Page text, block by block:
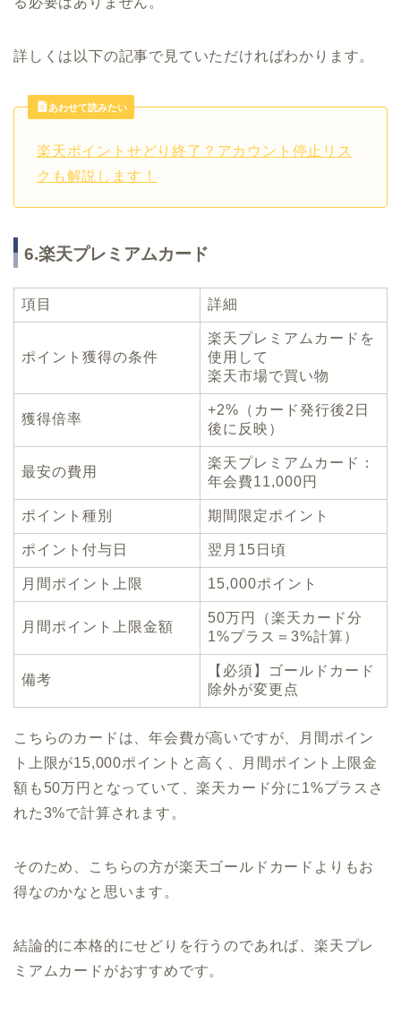
詳しくは以下の記事で見ていただければわかります。
あわせて読みたい
楽天ポイントせどり終了？アカウント停止リス
クも解説します！
6.楽天プレミアムカード
項目 詳細
ポイント獲得の条件
楽天プレミアムカードを
使用して
楽天市場で買い物
獲得倍率
+2%（カード発行後2日
後に反映）
最安の費用
楽天プレミアムカード：
年会費11,000円
ポイント種別 期間限定ポイント
ポイント付与日 翌月15日頃
月間ポイント上限 15,000ポイント
月間ポイント上限金額
50万円（楽天カード分
1%プラス＝3%計算）
備考
【必須】ゴールドカード
除外が変更点
こちらのカードは、年会費が高いですが、月間ポイン
ト上限が15,000ポイントと高く、月間ポイント上限金
額も50万円となっていて、楽天カード分に1%プラスさ
れた3%で計算されます。
そのため、こちらの方が楽天ゴールドカードよりもお
得なのかなと思います。
結論的に本格的にせどりを行うのであれば、楽天プレ
ミアムカードがおすすめです。